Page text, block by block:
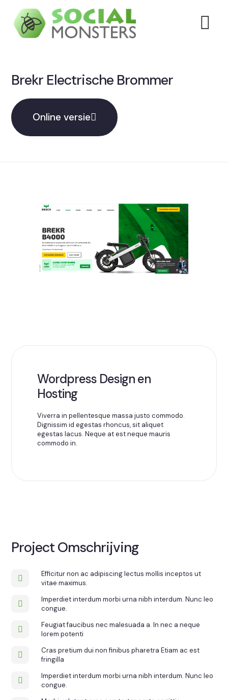
Brekr Electrische Brommer
Online versie
Wordpress Design en
Hosting
Viverra in pellentesque massa justo commodo.
Dignissim id egestas rhoncus, sit aliquet
egestas lacus. Neque at est neque mauris
commodo in.
Project Omschrijving
Efficitur non ac adipiscing lectus mollis inceptos ut
vitae maximus.
Imperdiet interdum morbi urna nibh interdum. Nunc leo
congue.
Feugiat faucibus nec malesuada a. In nec a neque
lorem potenti
Cras pretium dui non finibus pharetra Etiam ac est
fringilla
Imperdiet interdum morbi urna nibh interdum. Nunc leo
congue.